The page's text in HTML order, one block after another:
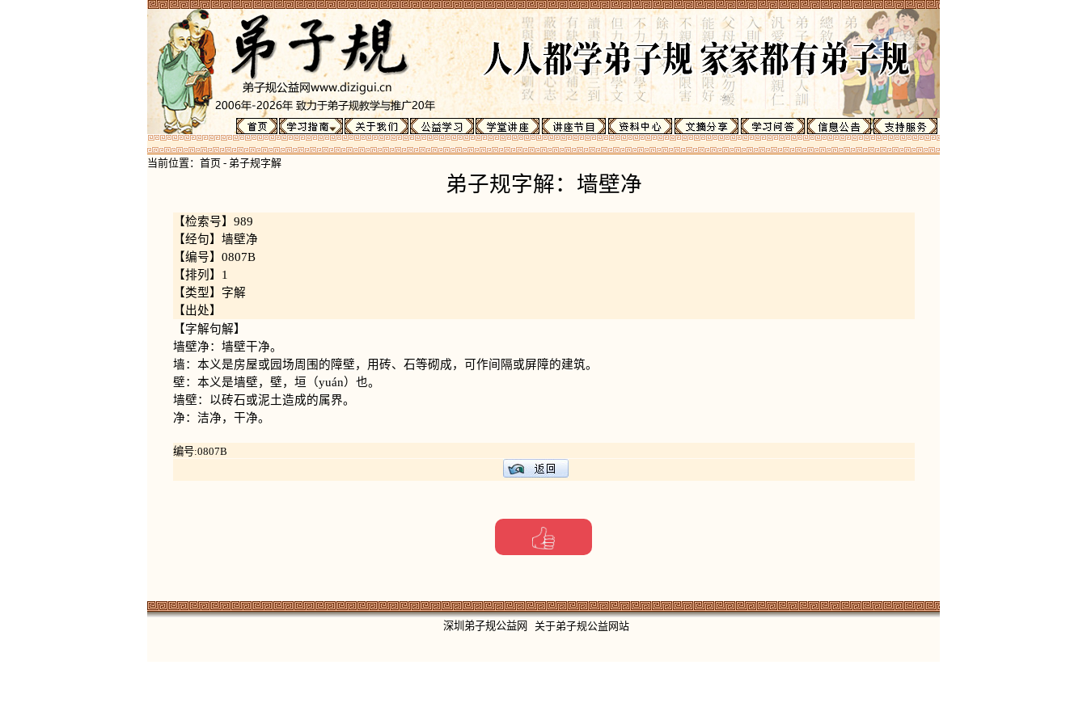
当前位置： 首页 - 弟子规字解
弟子规字解：墙壁净
【检索号】989
【经句】墙壁净
【编号】0807B
【排列】1
【类型】字解
【出处】
【字解句解】
墙壁净：墙壁干净。
墙：本义是房屋或园场周围的障壁，用砖、石等砌成，可作间隔或屏障的建筑。
壁：本义是墙壁，壁，垣（yuán）也。
墙壁：以砖石或泥土造成的属界。
净：洁净，干净。
编号:0807B
深圳弟子规公益网 关于弟子规公益网站